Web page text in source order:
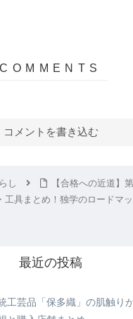
コメントを書き込む
し
【合格への近道】
工具まとめ！独学のロードマ
最近の投稿
工芸品「保多織」の肌触り